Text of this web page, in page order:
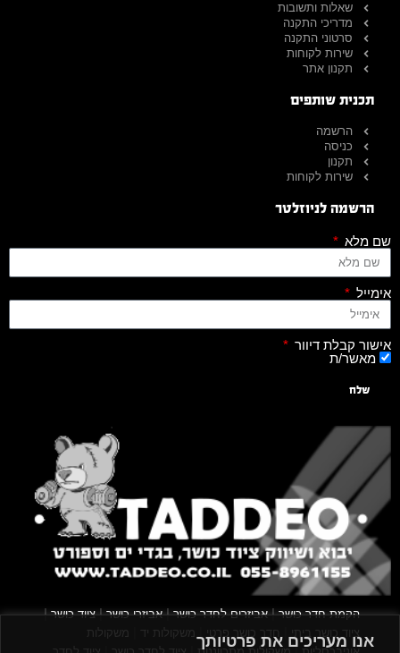
אנו מעריכים את פרטיותך
שאלות ותשובות
מדריכי התקנה
סרטוני התקנה
שירות לקוחות
תקנון אתר
תכנית שותפים
הרשמה
כניסה
תקנון
שירות לקוחות
הרשמה לניוזלטר
שם מלא
אימייל
אישור קבלת דיוור
מאשר/ת
שלח
הקמת חדר כושר|אביזרים לחדר כושר|אביזרי כושר|ציוד כושר|
ציוד כושר ביתי חדר כושר פרטי משקולות יד
משקולות